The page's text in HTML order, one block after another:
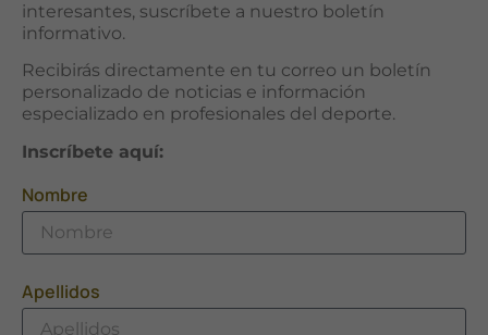
interesantes, suscríbete a nuestro boletín
informativo.
Recibirás directamente en tu correo un boletín
personalizado de noticias e información
especializado en profesionales del deporte.
Inscríbete aquí:
Nombre
Apellidos
Al compartir tus
intereses y
comportamiento